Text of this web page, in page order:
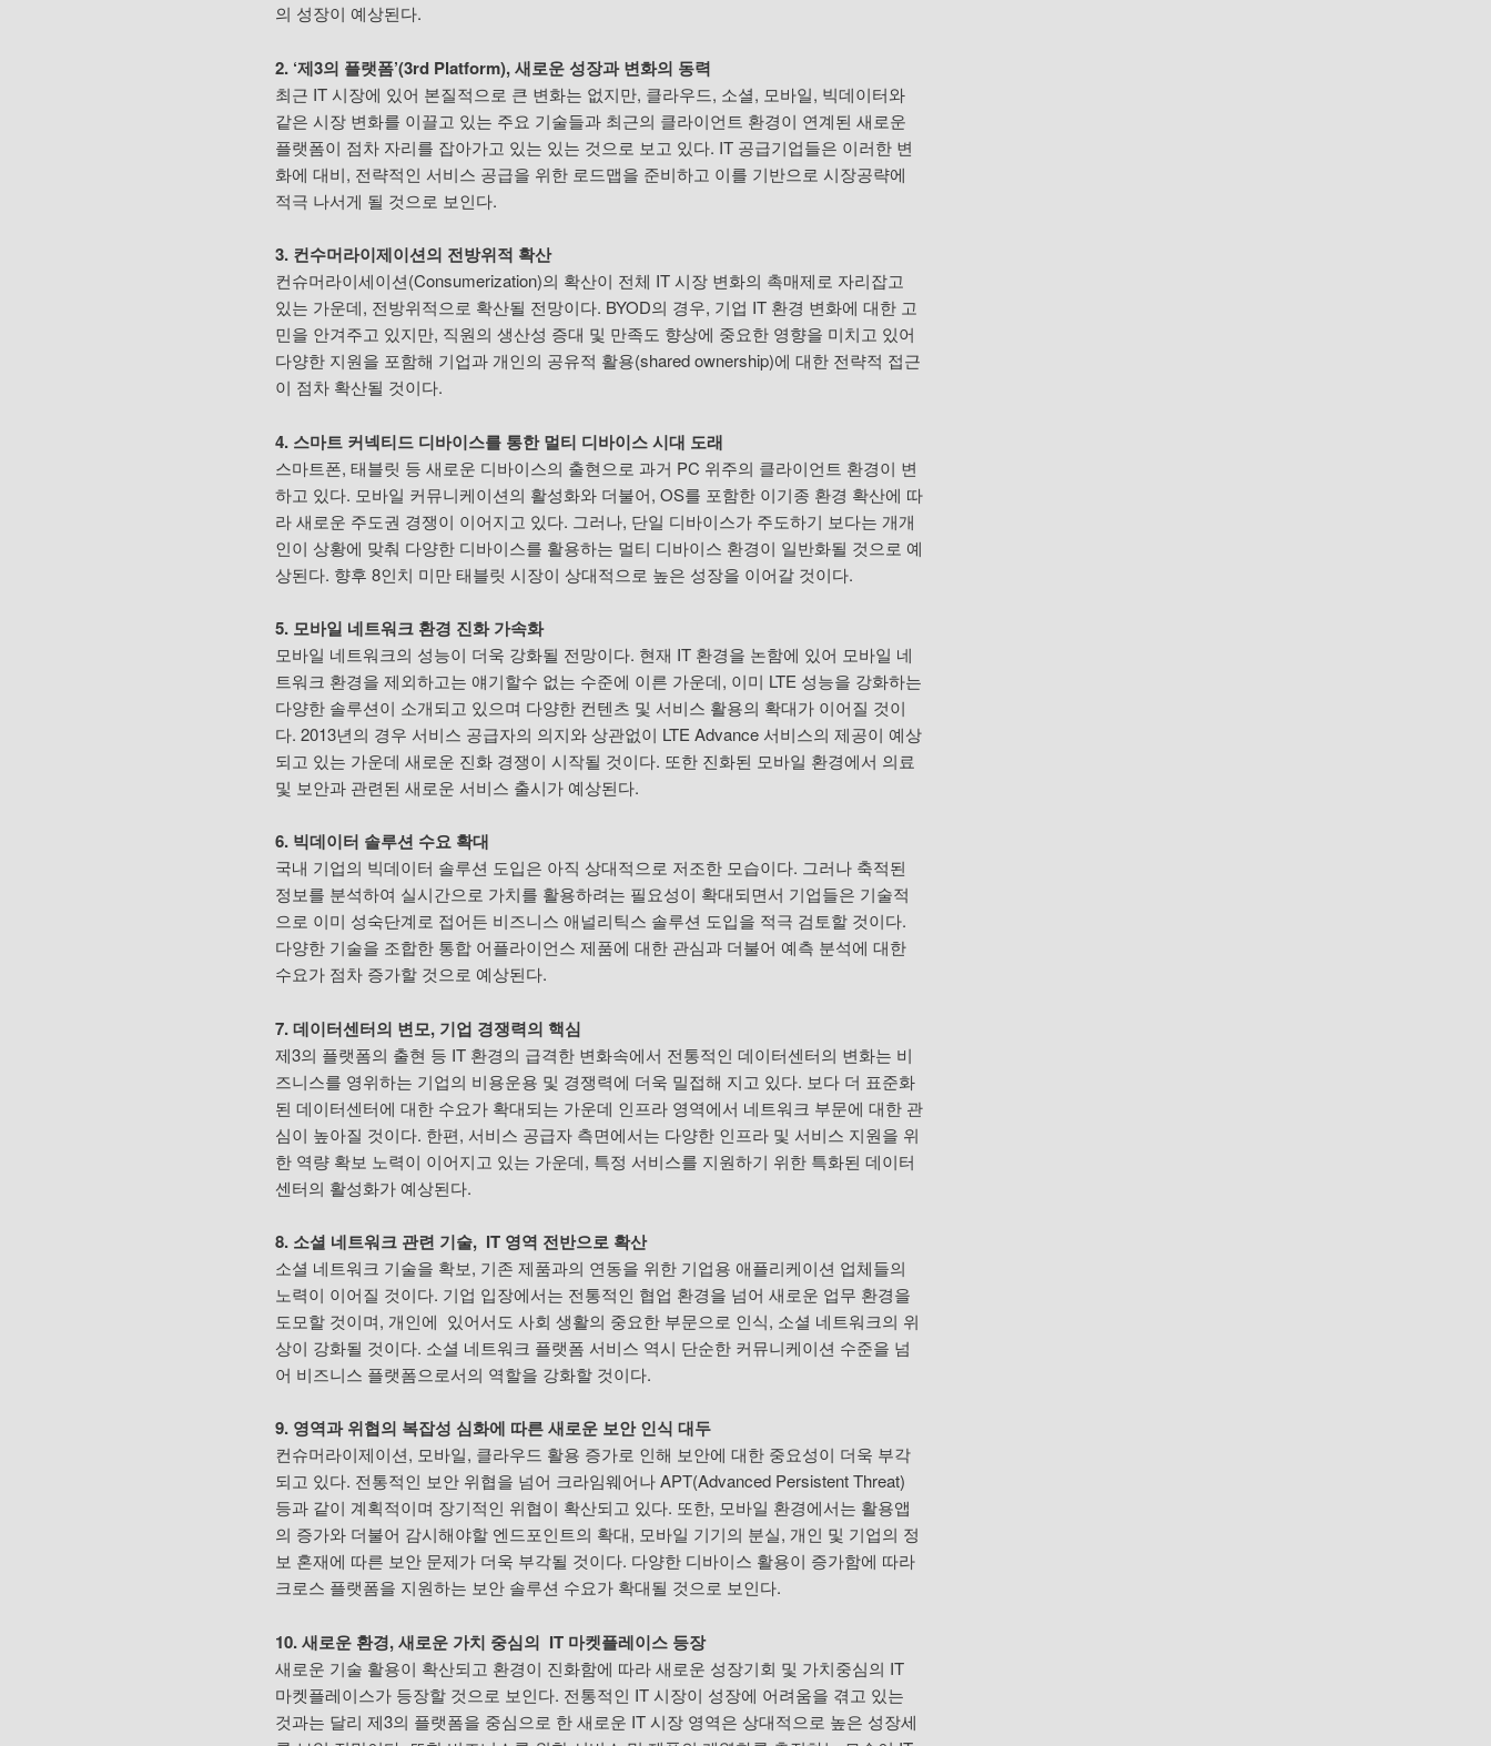
의 성장이 예상된다.
2. ‘제3의 플랫폼’(3rd Platform), 새로운 성장과 변화의 동력
최근 IT 시장에 있어 본질적으로 큰 변화는 없지만, 클라우드, 소셜, 모바일, 빅데이터와
같은 시장 변화를 이끌고 있는 주요 기술들과 최근의 클라이언트 환경이 연계된 새로운
플랫폼이 점차 자리를 잡아가고 있는 있는 것으로 보고 있다. IT 공급기업들은 이러한 변
화에 대비, 전략적인 서비스 공급을 위한 로드맵을 준비하고 이를 기반으로 시장공략에
적극 나서게 될 것으로 보인다.
3. 컨수머라이제이션의 전방위적 확산
컨슈머라이세이션(Consumerization)의 확산이 전체 IT 시장 변화의 촉매제로 자리잡고
있는 가운데, 전방위적으로 확산될 전망이다. BYOD의 경우, 기업 IT 환경 변화에 대한 고
민을 안겨주고 있지만, 직원의 생산성 증대 및 만족도 향상에 중요한 영향을 미치고 있어
다양한 지원을 포함해 기업과 개인의 공유적 활용(shared ownership)에 대한 전략적 접근
이 점차 확산될 것이다.
4. 스마트 커넥티드 디바이스를 통한 멀티 디바이스 시대 도래
스마트폰, 태블릿 등 새로운 디바이스의 출현으로 과거 PC 위주의 클라이언트 환경이 변
하고 있다. 모바일 커뮤니케이션의 활성화와 더불어, OS를 포함한 이기종 환경 확산에 따
라 새로운 주도권 경쟁이 이어지고 있다. 그러나, 단일 디바이스가 주도하기 보다는 개개
인이 상황에 맞춰 다양한 디바이스를 활용하는 멀티 디바이스 환경이 일반화될 것으로 예
상된다. 향후 8인치 미만 태블릿 시장이 상대적으로 높은 성장을 이어갈 것이다.
5. 모바일 네트워크 환경 진화 가속화
모바일 네트워크의 성능이 더욱 강화될 전망이다. 현재 IT 환경을 논함에 있어 모바일 네
트워크 환경을 제외하고는 얘기할수 없는 수준에 이른 가운데, 이미 LTE 성능을 강화하는
다양한 솔루션이 소개되고 있으며 다양한 컨텐츠 및 서비스 활용의 확대가 이어질 것이
다. 2013년의 경우 서비스 공급자의 의지와 상관없이 LTE Advance 서비스의 제공이 예상
되고 있는 가운데 새로운 진화 경쟁이 시작될 것이다. 또한 진화된 모바일 환경에서 의료
및 보안과 관련된 새로운 서비스 출시가 예상된다.
6. 빅데이터 솔루션 수요 확대
국내 기업의 빅데이터 솔루션 도입은 아직 상대적으로 저조한 모습이다. 그러나 축적된
정보를 분석하여 실시간으로 가치를 활용하려는 필요성이 확대되면서 기업들은 기술적
으로 이미 성숙단계로 접어든 비즈니스 애널리틱스 솔루션 도입을 적극 검토할 것이다.
다양한 기술을 조합한 통합 어플라이언스 제품에 대한 관심과 더불어 예측 분석에 대한
수요가 점차 증가할 것으로 예상된다.
7. 데이터센터의 변모, 기업 경쟁력의 핵심
제3의 플랫폼의 출현 등 IT 환경의 급격한 변화속에서 전통적인 데이터센터의 변화는 비
즈니스를 영위하는 기업의 비용운용 및 경쟁력에 더욱 밀접해 지고 있다. 보다 더 표준화
된 데이터센터에 대한 수요가 확대되는 가운데 인프라 영역에서 네트워크 부문에 대한 관
심이 높아질 것이다. 한편, 서비스 공급자 측면에서는 다양한 인프라 및 서비스 지원을 위
한 역량 확보 노력이 이어지고 있는 가운데, 특정 서비스를 지원하기 위한 특화된 데이터
센터의 활성화가 예상된다.
8. 소셜 네트워크 관련 기술, IT 영역 전반으로 확산
소셜 네트워크 기술을 확보, 기존 제품과의 연동을 위한 기업용 애플리케이션 업체들의
노력이 이어질 것이다. 기업 입장에서는 전통적인 협업 환경을 넘어 새로운 업무 환경을
도모할 것이며, 개인에 있어서도 사회 생활의 중요한 부문으로 인식, 소셜 네트워크의 위
상이 강화될 것이다. 소셜 네트워크 플랫폼 서비스 역시 단순한 커뮤니케이션 수준을 넘
어 비즈니스 플랫폼으로서의 역할을 강화할 것이다.
9. 영역과 위협의 복잡성 심화에 따른 새로운 보안 인식 대두
컨슈머라이제이션, 모바일, 클라우드 활용 증가로 인해 보안에 대한 중요성이 더욱 부각
되고 있다. 전통적인 보안 위협을 넘어 크라임웨어나 APT(Advanced Persistent Threat)
등과 같이 계획적이며 장기적인 위협이 확산되고 있다. 또한, 모바일 환경에서는 활용앱
의 증가와 더불어 감시해야할 엔드포인트의 확대, 모바일 기기의 분실, 개인 및 기업의 정
보 혼재에 따른 보안 문제가 더욱 부각될 것이다. 다양한 디바이스 활용이 증가함에 따라
크로스 플랫폼을 지원하는 보안 솔루션 수요가 확대될 것으로 보인다.
10. 새로운 환경, 새로운 가치 중심의 IT 마켓플레이스 등장
새로운 기술 활용이 확산되고 환경이 진화함에 따라 새로운 성장기회 및 가치중심의 IT
마켓플레이스가 등장할 것으로 보인다. 전통적인 IT 시장이 성장에 어려움을 겪고 있는
것과는 달리 제3의 플랫폼을 중심으로 한 새로운 IT 시장 영역은 상대적으로 높은 성장세